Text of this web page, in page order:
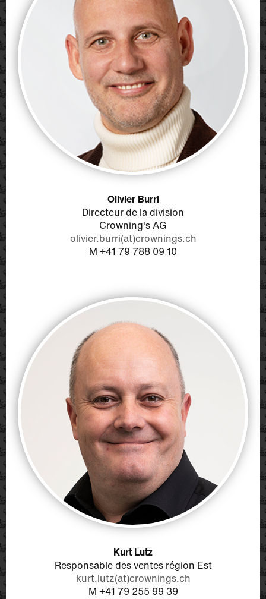
Olivier Burri
Directeur de la division
Crowning's AG
olivier.burri(at)crownings.ch
M +41 79 788 09 10
Kurt Lutz
Responsable des ventes région Est
kurt.lutz(at)crownings.ch
M +41 79 255 99 39